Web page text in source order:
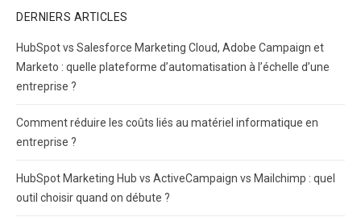
DERNIERS ARTICLES
HubSpot vs Salesforce Marketing Cloud, Adobe Campaign et
Marketo : quelle plateforme d’automatisation à l’échelle d’une
entreprise ?
Comment réduire les coûts liés au matériel informatique en
entreprise ?
HubSpot Marketing Hub vs ActiveCampaign vs Mailchimp : quel
outil choisir quand on débute ?